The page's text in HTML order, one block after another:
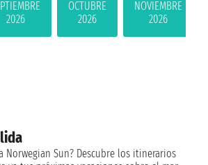
2026
OCTUBRE
2026
NOVIEMBRE
2026
Norwegian Sun? Descubre los itinerarios